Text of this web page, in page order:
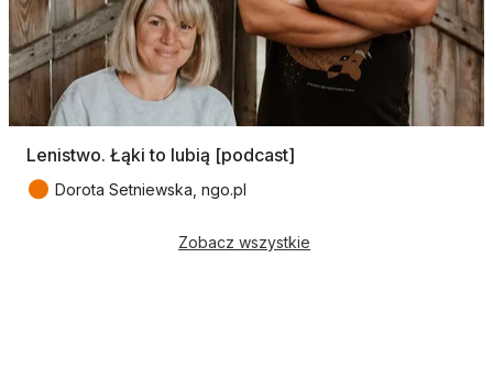
Lenistwo. Łąki to lubią [podcast]
● Dorota Setniewska, ngo.pl
Zobacz wszystkie